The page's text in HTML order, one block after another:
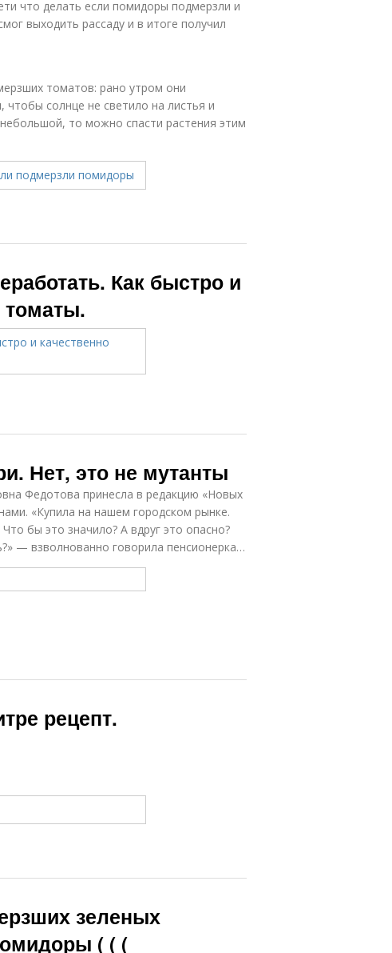
что делать если помидоры подмерзли и
выходить рассаду и в итоге получил
томатов: рано утром они
солнце не светило на листья и
то можно спасти растения этим
Как быстро и
томаты.
Нет, это не мутанты
Федотова принесла в редакцию «Новых
«Купила на нашем городском рынке.
бы это значило? А вдруг это опасно?
— взволнованно говорила пенсионерка…
рецепт.
зеленых
( ( (